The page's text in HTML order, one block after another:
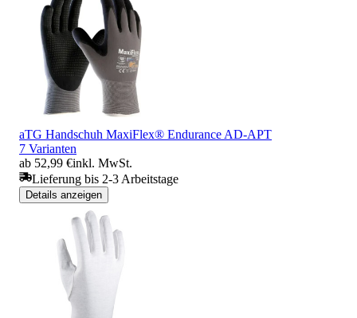
aTG Handschuh MaxiFlex® Endurance AD-APT
7 Varianten
ab 52,99 €inkl. MwSt.
Lieferung bis 2-3 Arbeitstage
Details anzeigen